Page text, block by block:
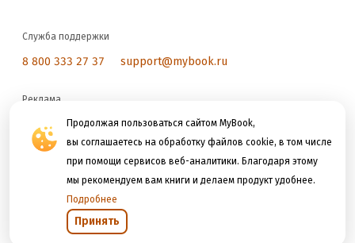
Продолжая пользоваться сайтом MyBook,
вы соглашаетесь на обработку файлов cookie, в том числе
при помощи сервисов веб-аналитики. Благодаря этому
мы рекомендуем вам книги и делаем продукт удобнее.
Подробнее
Принять
Служба поддержки
8 800 333 27 37 support@mybook.ru
Реклама
reklama@litres.ru
Мы принимаем к оплате
Открыть в приложении